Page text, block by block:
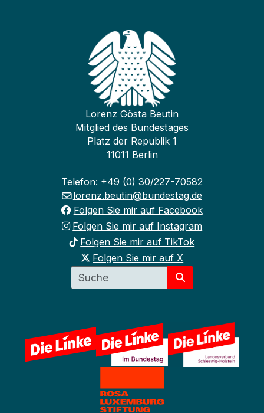
Lorenz Gösta Beutin
Mitglied des Bundestages
Platz der Republik 1
11011 Berlin
Telefon: +49 (0) 30/227-70582
lorenz.beutin@bundestag.de
Folgen Sie mir auf Facebook
Folgen Sie mir auf Instagram
Folgen Sie mir auf TikTok
Folgen Sie mir auf X